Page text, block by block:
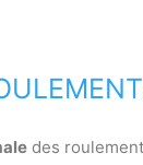
des